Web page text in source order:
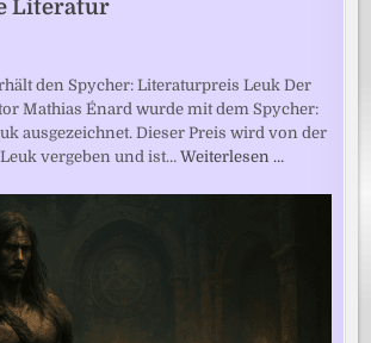
Literatur
den Spycher: Literaturpreis Leuk Der
Mathias Énard wurde mit dem Spycher:
ausgezeichnet. Dieser Preis wird von der
vergeben und ist…Weiterlesen …